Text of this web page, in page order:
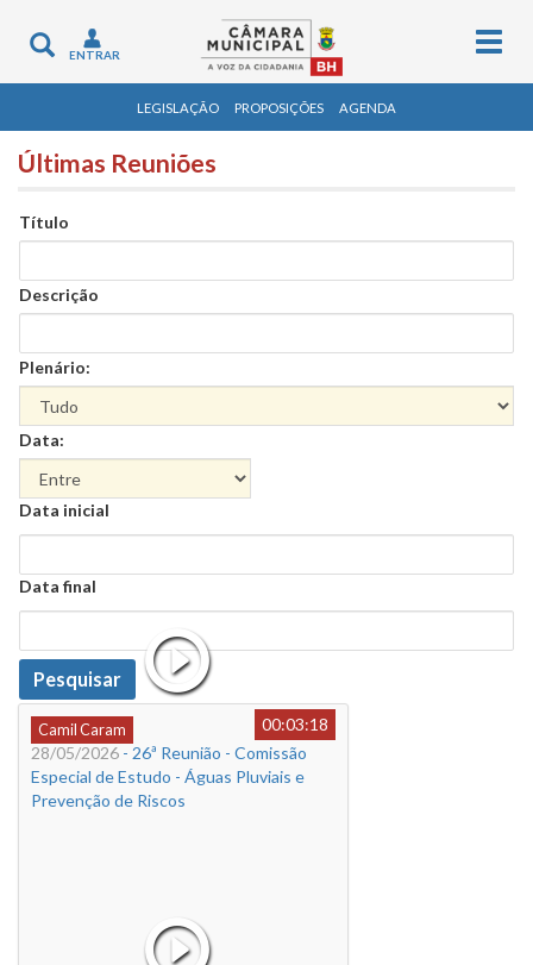
Toggle
navigation
ENTRAR
LEGISLAÇÃO PROPOSIÇÕES AGENDA
Últimas Reuniões
Título
Descrição
Plenário:
Data:
Data
Data inicial
Data
Data final
Data
Pesquisar
Camil Caram
00:03:18
28/05/2026 - 26ª Reunião - Comissão
Especial de Estudo - Águas Pluviais e
Prevenção de Riscos